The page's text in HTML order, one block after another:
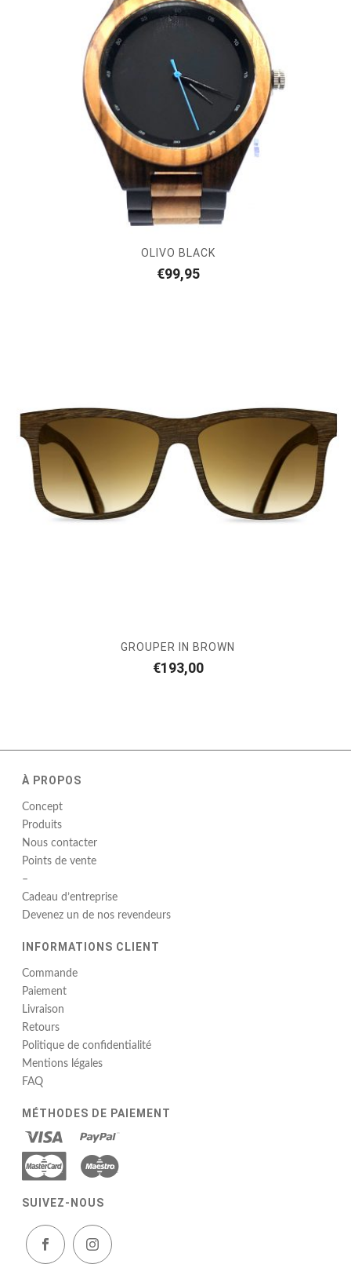
OLIVO BLACK
€99,95
GROUPER IN BROWN
€193,00
À PROPOS
Concept
Produits
Nous contacter
Points de vente
–
Cadeau d’entreprise
Devenez un de nos revendeurs
INFORMATIONS CLIENT
Commande
Paiement
Livraison
Retours
Politique de confidentialité
Mentions légales
FAQ
MÉTHODES DE PAIEMENT
SUIVEZ-NOUS